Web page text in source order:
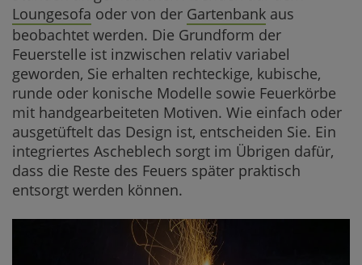
Loungesofa oder von der Gartenbank aus
beobachtet werden. Die Grundform der
Feuerstelle ist inzwischen relativ variabel
geworden, Sie erhalten rechteckige, kubische,
runde oder konische Modelle sowie Feuerkörbe
mit handgearbeiteten Motiven. Wie einfach oder
ausgetüftelt das Design ist, entscheiden Sie. Ein
integriertes Ascheblech sorgt im Übrigen dafür,
dass die Reste des Feuers später praktisch
entsorgt werden können.